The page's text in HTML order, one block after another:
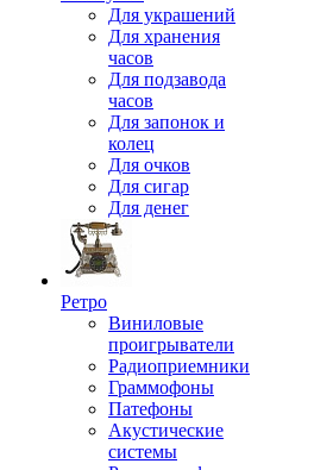
Для украшений
Для хранения
часов
Для подзавода
часов
Для запонок и
колец
Для очков
Для сигар
Для денег
Ретро
Виниловые
проигрыватели
Радиоприемники
Граммофоны
Патефоны
Акустические
системы